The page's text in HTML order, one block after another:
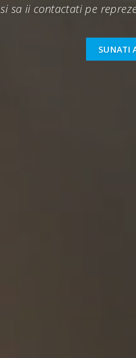
si sa ii contactati pe
SUNATI